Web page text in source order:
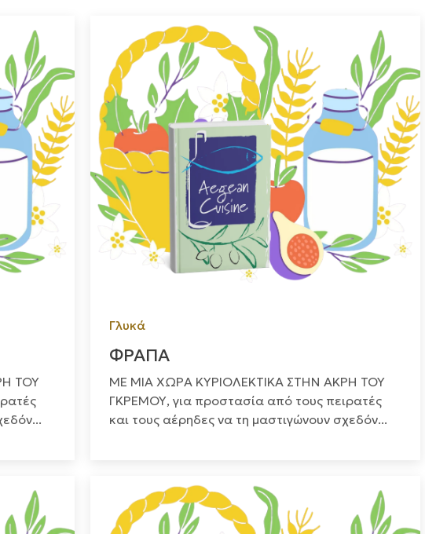
ΤΟΥ
Γλυκά
ΦΡΑΠΑ
ΜΕ ΜΙΑ ΧΩΡΑ ΚΥΡΙΟΛΕΚΤΙΚΑ ΣΤΗΝ ΑΚΡΗ ΤΟΥ
ΓΚΡΕΜΟΥ, για προστασία από τους πειρατές
και τους αέρηδες να τη μαστιγώνουν σχεδόν...